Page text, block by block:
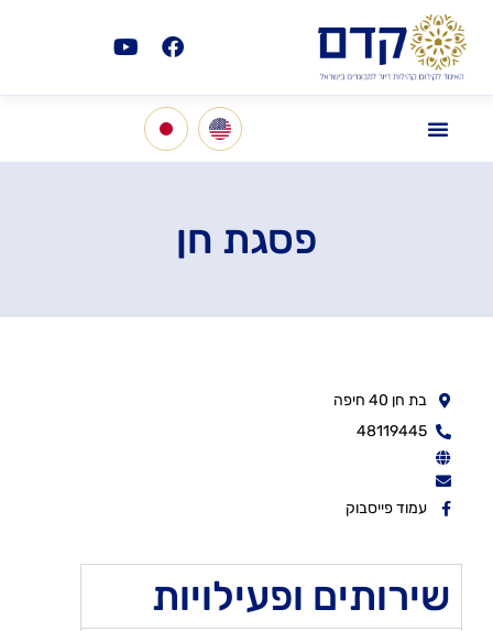
פסגת חן
בת חן 40 חיפה
48119445
עמוד פייסבוק
שירותים ופעילויות